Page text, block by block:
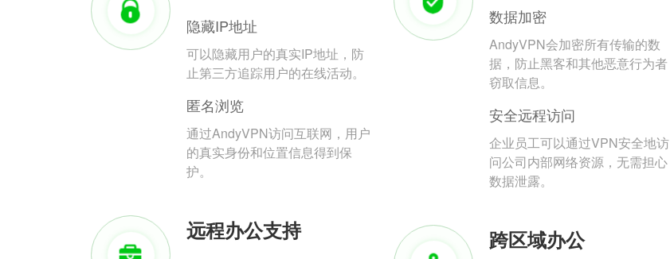
隐藏IP地址
可以隐藏用户的真实IP地址，防
止第三方追踪用户的在线活动。
匿名浏览
通过AndyVPN访问互联网，用户
的真实身份和位置信息得到保
护。
数据加密
AndyVPN会加密所有传输的数
据，防止黑客和其他恶意行为者
窃取信息。
安全远程访问
企业员工可以通过VPN安全地访
问公司内部网络资源，无需担心
数据泄露。
远程办公支持 跨区域办公